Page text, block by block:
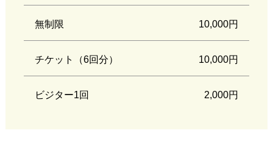
無制限 10,000円
チケット（6回分） 10,000円
ビジター1回 2,000円